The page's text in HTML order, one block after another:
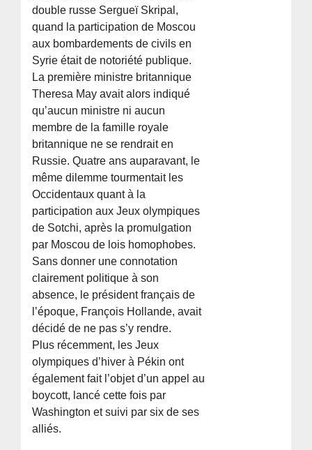
double russe Sergueï Skripal,
quand la participation de Moscou
aux bombardements de civils en
Syrie était de notoriété publique.
La première ministre britannique
Theresa May avait alors indiqué
qu’aucun ministre ni aucun
membre de la famille royale
britannique ne se rendrait en
Russie. Quatre ans auparavant, le
même dilemme tourmentait les
Occidentaux quant à la
participation aux Jeux olympiques
de Sotchi, après la promulgation
par Moscou de lois homophobes.
Sans donner une connotation
clairement politique à son
absence, le président français de
l’époque, François Hollande, avait
décidé de ne pas s’y rendre.
Plus récemment, les Jeux
olympiques d’hiver à Pékin ont
également fait l’objet d’un appel au
boycott, lancé cette fois par
Washington et suivi par six de ses
alliés.